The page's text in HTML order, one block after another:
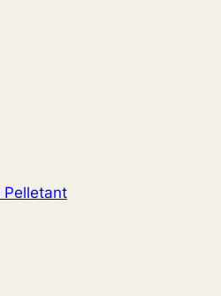
Pelletant